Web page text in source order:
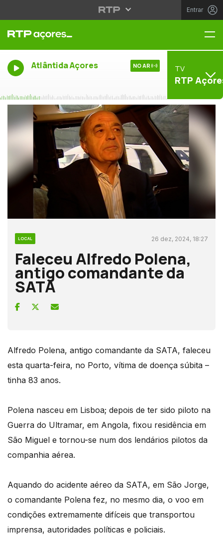
Entrar
Atlântida Açores NO AR TV
RTP
LOCAL 26 dez, 2024, 18:27
Faleceu Alfredo Polena,
antigo comandante da
SATA
Alfredo Polena, antigo comandante da SATA, faleceu
esta quarta-feira, no Porto, vítima de doença súbita –
tinha 83 anos.
Polena nasceu em Lisboa; depois de ter sido piloto na
Guerra do Ultramar, em Angola, fixou residência em
São Miguel e tornou-se num dos lendários pilotos da
companhia aérea.
Aquando do acidente aéreo da SATA, em São Jorge,
o comandante Polena fez, no mesmo dia, o voo em
condições extremamente difíceis que transportou
imprensa, autoridades políticas e policiais.